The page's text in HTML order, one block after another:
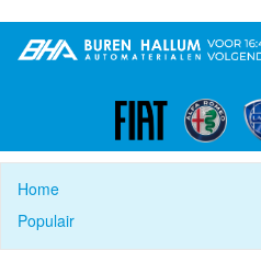
Home
Populair